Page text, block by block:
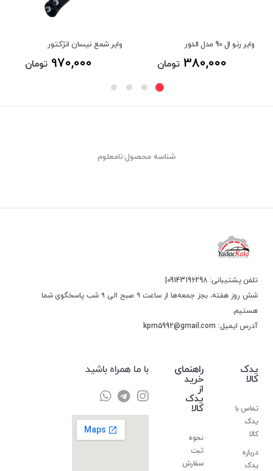
وایر رنو ال 90 مدل الدور
380,000 تومان
وایر شمع نیسان انژکتور
970,000 تومان
شناسه محصول:نامعلوم
تلفن پشتیبانی: 09143196298|
شش روز هفته، بجز جمعه‌ها از ساعت ۹ صبح الی ۹ شب پاسخگوی شما
هستیم.
آدرس ایمیل: kpm5992@gmail.com
یدک
کالا
تماس با
یدک
کالا
درباره
یدک
راهنمای
خرید
از
یدک
کالا
نحوه
ثبت
سفارش
با ما همراه باشید